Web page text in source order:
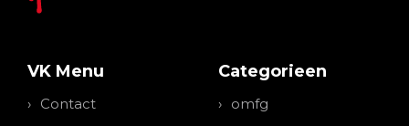
VK Menu
Contact
Categorieen
omfg